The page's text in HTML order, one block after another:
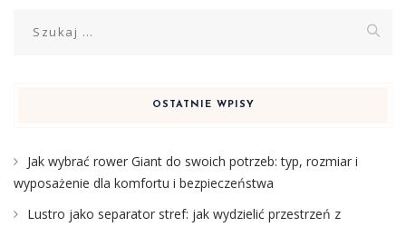
OSTATNIE WPISY
Jak wybrać rower Giant do swoich potrzeb: typ, rozmiar i
wyposażenie dla komfortu i bezpieczeństwa
Lustro jako separator stref: jak wydzielić przestrzeń z